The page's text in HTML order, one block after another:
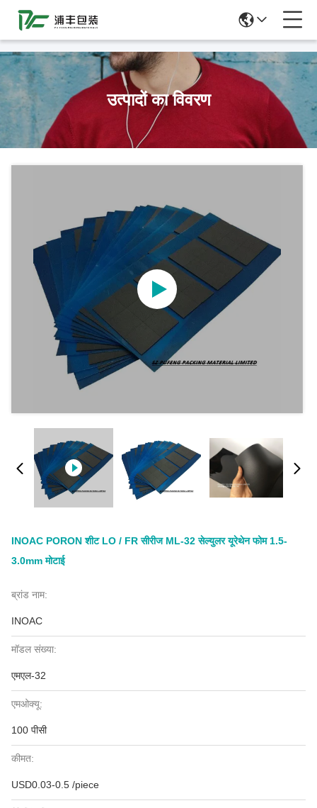
उत्पादों का विवरण
INOAC PORON शीट LO / FR सीरीज ML-32 सेल्युलर यूरेथेन फोम 1.5-
3.0mm मोटाई
ब्रांड नाम:
INOAC
मॉडल संख्या:
एमएल-32
एमओक्यू:
100 पीसी
कीमत:
USD0.03-0.5 /piece